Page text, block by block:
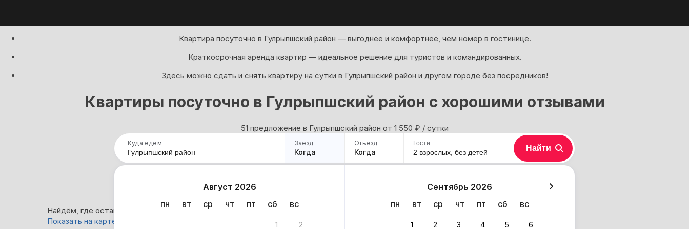
Квартира посуточно в Гулрыпшский район — выгоднее и комфортнее, чем номер в гостинице.
Краткосрочная аренда квартир — идеальное решение для туристов и командированных.
Здесь можно сдать и снять квартиру на сутки в Гулрыпшский район и другом городе без посредников!
Квартиры посуточно в Гулрыпшский район с хорошими отзывами
51 предложение в Гулрыпшский район oт 1 550 ₽ / сутки
Куда едем Заезд
Когда
Отъезд
Когда
Август 2026
пн
вт ср чт пт сб вс
1 2
Сентябрь 2026
пн
вт ср чт пт сб вс
1 2 3 4 5 6
Гости
2 взрослых, без детей Найти
Найдём, где остановиться : 51 вариант
Показать на карте